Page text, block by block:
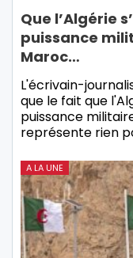
Que l’Algérie
puissance
Maroc…
L'écrivain-
que le fait que
puissance
représente rien
A LA UNE